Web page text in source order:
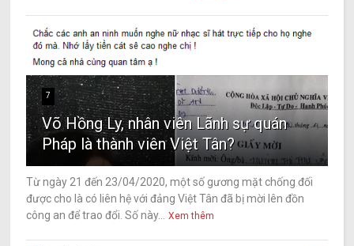
7
Võ Hồng Ly, nhân viên Lãnh sự quán
Pháp là thành viên Việt Tân?
Từ ngày 21 đến 23/04/2020, một số gương mặt chống đối
được cho là có liên hệ với đảng Việt Tân đã bị mời lên đồn
công an để trao đổi. Số này...
Xem thêm